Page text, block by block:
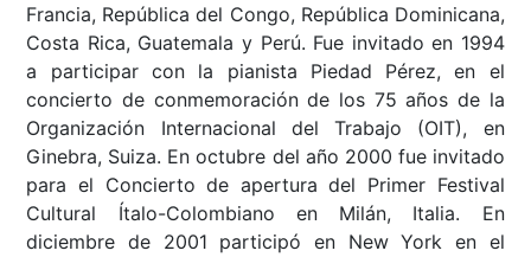
Francia, República del Congo, República Dominicana,
Costa Rica, Guatemala y Perú. Fue invitado en 1994
a participar con la pianista Piedad Pérez, en el
concierto de conmemoración de los 75 años de la
Organización Internacional del Trabajo (OIT), en
Ginebra, Suiza. En octubre del año 2000 fue invitado
para el Concierto de apertura del Primer Festival
Cultural Ítalo-Colombiano en Milán, Italia. En
diciembre de 2001 participó en New York en el